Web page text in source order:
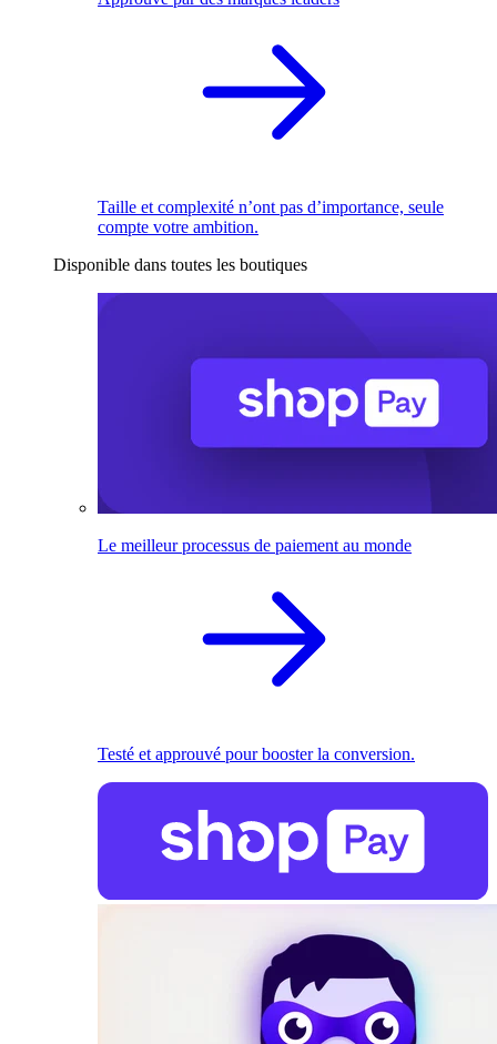
Taille et complexité n’ont pas d’importance, seule
compte votre ambition.
Disponible dans toutes les boutiques
Le meilleur processus de paiement au monde
Testé et approuvé pour booster la conversion.